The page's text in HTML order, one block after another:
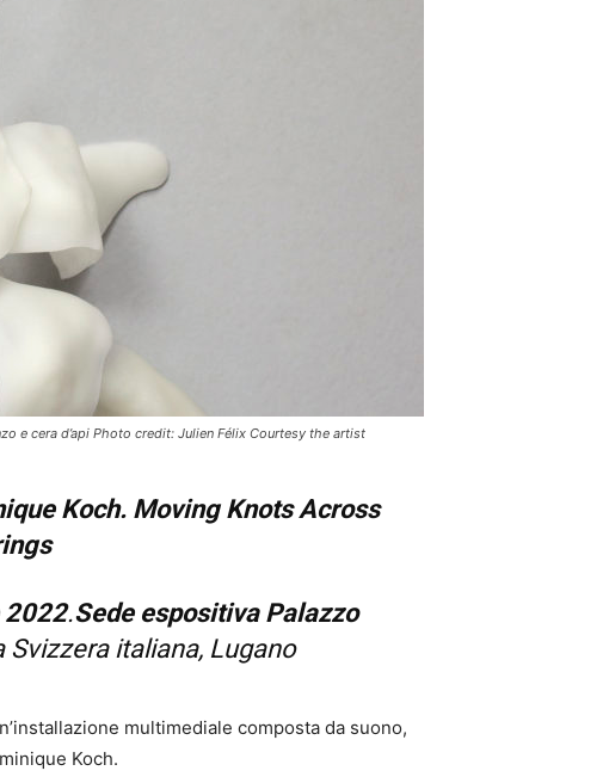
e cera d’api Photo credit: Julien Félix Courtesy the artist
Koch. Moving Knots Across
2022.Sede espositiva Palazzo
Svizzera italiana, Lugano
multimediale composta da suono,
Koch.